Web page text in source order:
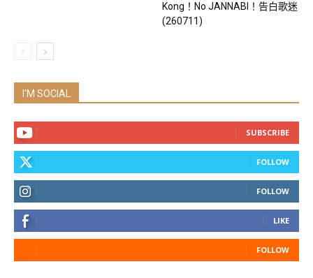
Kong！No JANNABI！告白歌迷
(260711)
I'M SOCIAL
SUBSCRIBE
FOLLOW
FOLLOW
LIKE
FOLLOW